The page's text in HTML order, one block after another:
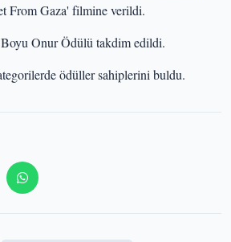
From Gaza' filmine verildi.
Onur Ödülü takdim edildi.
ödüller sahiplerini buldu.